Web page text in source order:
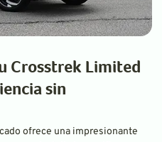
Crosstrek Limited
sin
ofrece una impresionante